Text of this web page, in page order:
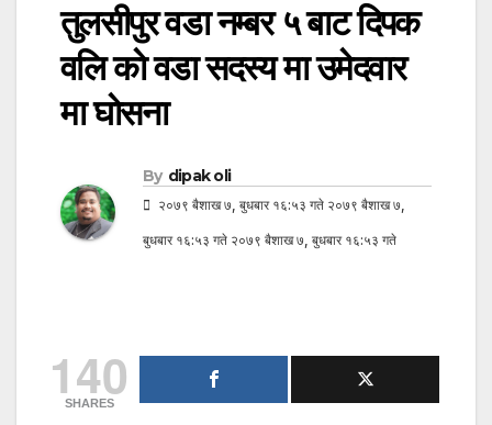
तुलसीपुर वडा नम्बर ५ बाट दिपक
वलि काे वडा सदस्य मा उमेदवार
मा घाेसना
By dipak oli
२०७९ बैशाख ७, बुधबार १६:५३ गते २०७९ बैशाख ७,
बुधबार १६:५३ गते २०७९ बैशाख ७, बुधबार १६:५३ गते
140
SHARES